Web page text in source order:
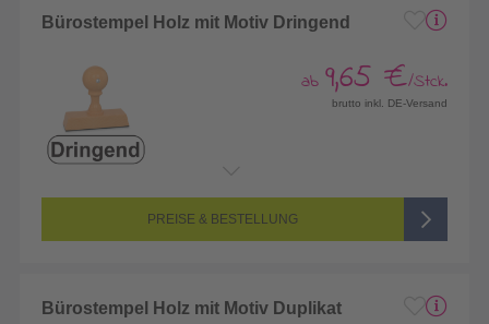
Bürostempel Holz mit Motiv Dringend
ab 9,65 €/Stck.
brutto inkl. DE-Versand
PREISE & BESTELLUNG
Bürostempel Holz mit Motiv Duplikat